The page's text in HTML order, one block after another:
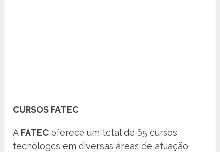
CURSOS FATEC
A FATEC oferece um total de 65 cursos
tecnólogos em diversas áreas de atuação